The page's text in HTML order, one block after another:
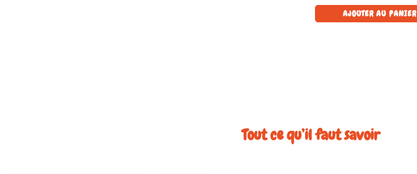
AJOUTER AU PANIER
Tout ce qu’il faut savoir